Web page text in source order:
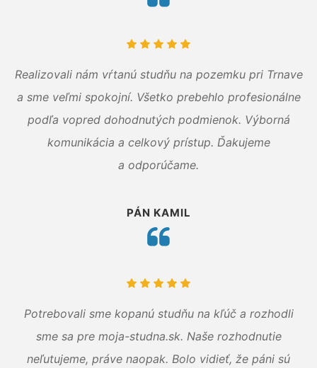
Realizovali nám vŕtanú studňu na pozemku pri Trnave
a sme veľmi spokojní. Všetko prebehlo profesionálne
podľa vopred dohodnutých podmienok. Výborná
komunikácia a celkový prístup. Ďakujeme
a odporúčame.
PÁN KAMIL
Potrebovali sme kopanú studňu na kľúč a rozhodli
sme sa pre moja-studna.sk. Naše rozhodnutie
neľutujeme, práve naopak. Bolo vidieť, že páni sú